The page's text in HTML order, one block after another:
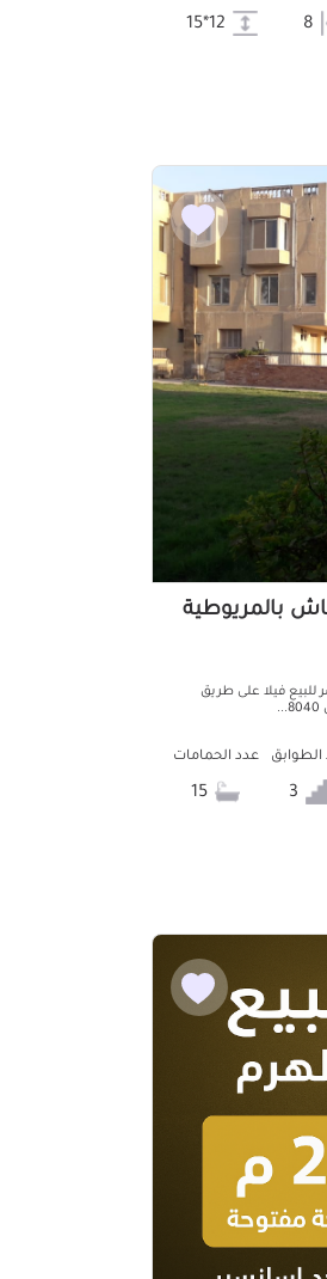
للبيع كاش بالمريوطية
فيلا على طريق
الطوابق عدد الحمامات
15